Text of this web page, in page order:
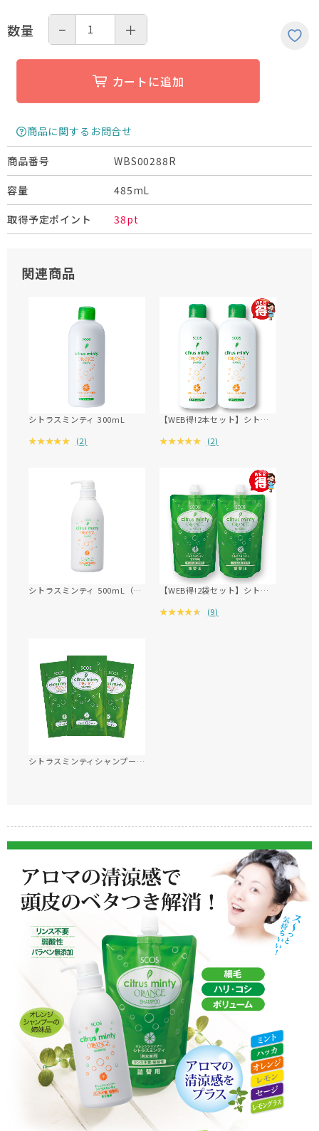
数量 − ＋
カートに追加
商品に関するお問合せ
商品番号 WBS00288R
容量 485mL
取得予定ポイント 38pt
関連商品
シトラスミンティ 300mL
(2)
【WEB得!2本セット】シトラスミンティ 300mL
(2)
シトラスミンティ 500mL（ポンプ）
【WEB得!2袋セット】シトラスミンティ 485mL（詰替用）
(9)
シトラスミンティシャンプー パウチ3包